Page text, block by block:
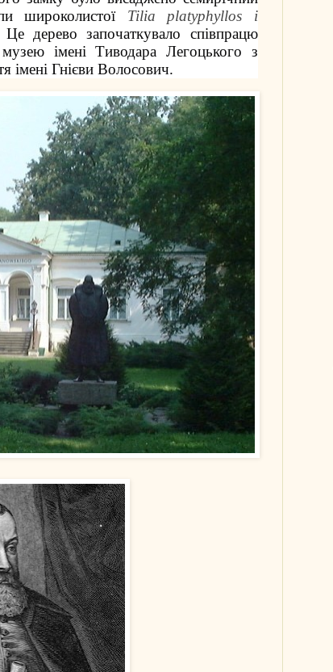
широколистої Tilia platyphyllos і
Це дерево започаткувало співпрацю
музею імені Тиводара Легоцького з
імені Гнієви Волосович.